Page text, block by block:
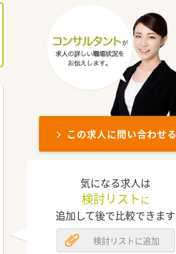
この求人に問い合わせる
気になる求人は
検討リスト に
追加して後で比較できます
検討リストに追加